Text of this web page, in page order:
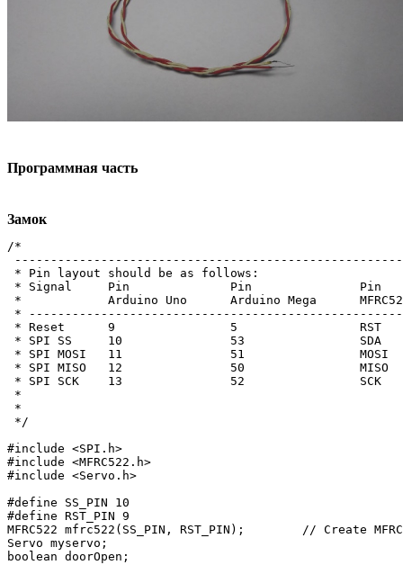
Программная часть
Замок
/*
* Pin layout should be as follows:
* Signal     Pin              Pin               Pin
*            Arduino Uno      Arduino Mega
*
* Reset      9                5                 RST
* SPI SS     10               53                SDA
* SPI MOSI   11               51                MOSI
* SPI MISO   12               50                MISO
* SPI SCK    13               52                SCK
*
*
*/
#include <SPI.h>
#include <MFRC522.h>
#include <Servo.h>
#define SS_PIN 10
#define RST_PIN 9
MFRC522 mfrc522(SS_PIN, RST_PIN);        // Create
Servo myservo;
boolean doorOpen;